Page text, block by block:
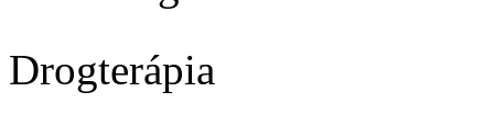
Drogterápia